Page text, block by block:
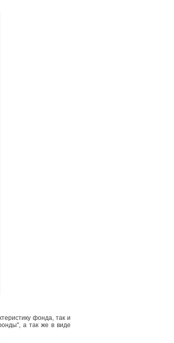
фонда, так и
а так же в виде